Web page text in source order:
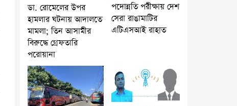
ডা. রোমেলের উপর
হামলার ঘটনায় আদালতে
মামলা; তিন আসামীর
বিরুদ্ধে গ্রেফতারি
পরোয়ানা
পদোন্নতি পরীক্ষায় দেশ
সেরা রাঙামাটির
এটিএসআই রাহাত